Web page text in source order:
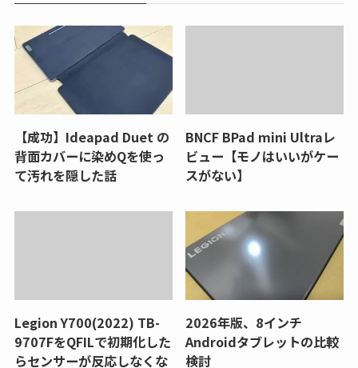
【成功】Ideapad Duet の
背面カバーに染めQを使っ
て汚れを隠した話
BNCF BPad mini Ultraレ
ビュー【モノはいいがケー
スがない】
Legion Y700(2022) TB-
9707FをQFILで初期化した
らセンサーが反応しなくな
2026年版、8インチ
Androidタブレットの比較
検討